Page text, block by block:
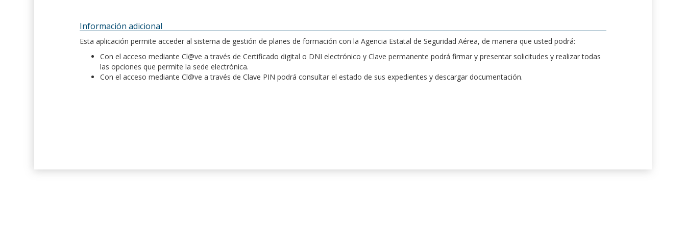
Información adicional
Esta aplicación permite acceder al sistema de gestión de planes de formación con la Agencia Estatal de Seguridad Aérea, de manera que usted podrá:
Con el acceso mediante Cl@ve a través de Certificado digital o DNI electrónico y Clave permanente podrá firmar y presentar solicitudes y realizar todas
las opciones que permite la sede electrónica.
Con el acceso mediante Cl@ve a través de Clave PIN podrá consultar el estado de sus expedientes y descargar documentación.